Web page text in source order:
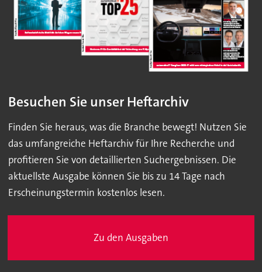
Besuchen Sie unser Heftarchiv
Finden Sie heraus, was die Branche bewegt! Nutzen Sie
das umfangreiche Heftarchiv für Ihre Recherche und
profitieren Sie von detaillierten Suchergebnissen. Die
aktuellste Ausgabe können Sie bis zu 14 Tage nach
Erscheinungstermin kostenlos lesen.
Zu den Ausgaben